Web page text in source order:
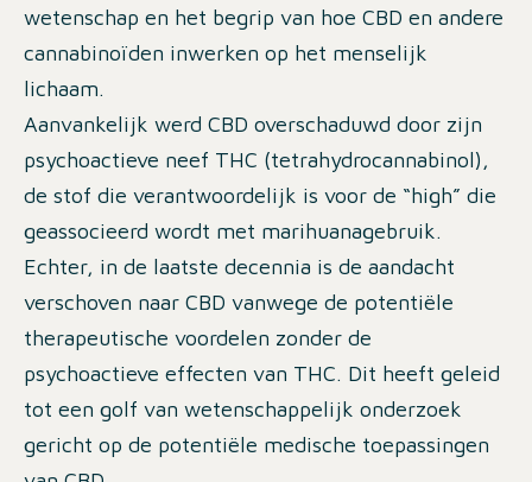
wetenschap en het begrip van hoe CBD en andere
cannabinoïden inwerken op het menselijk
lichaam.
Aanvankelijk werd CBD overschaduwd door zijn
psychoactieve neef THC (tetrahydrocannabinol),
de stof die verantwoordelijk is voor de “high” die
geassocieerd wordt met marihuanagebruik.
Echter, in de laatste decennia is de aandacht
verschoven naar CBD vanwege de potentiële
therapeutische voordelen zonder de
psychoactieve effecten van THC. Dit heeft geleid
tot een golf van wetenschappelijk onderzoek
gericht op de potentiële medische toepassingen